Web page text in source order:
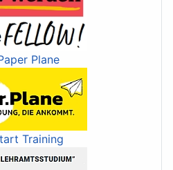
Plane
Training